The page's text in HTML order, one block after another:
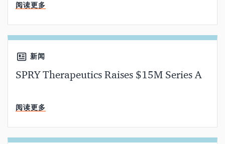
阅读更多
新闻
SPRY Therapeutics Raises $15M Series A
阅读更多